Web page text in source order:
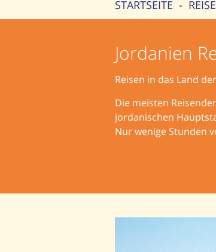
STARTSEITE -
Jordanien
Reisen in das Land
Die meisten
jordanischen
Nur wenige Stunden